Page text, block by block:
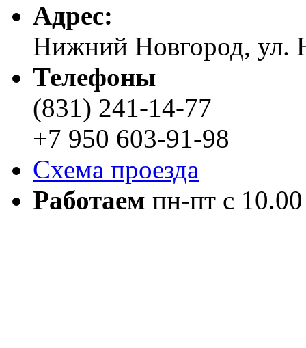
Адреc:
Нижний Новгород, ул.
Телефоны
(831) 241-14-77
+7 950 603-91-98
Схема проезда
Работаем пн-пт с